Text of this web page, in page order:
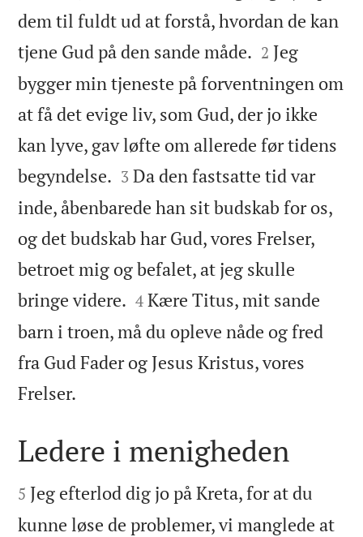
dem til fuldt ud at forstå, hvordan de kan
tjene Gud på den sande måde. 

2 Jeg
bygger min tjeneste på forventningen om
at få det evige liv, som Gud, der jo ikke
kan lyve, gav løfte om allerede før tidens
begyndelse. 

3 Da den fastsatte tid var
inde, åbenbarede han sit budskab for os,
og det budskab har Gud, vores Frelser,
betroet mig og befalet, at jeg skulle
bringe videre. 

4 Kære Titus, mit sande
barn i troen, må du opleve nåde og fred
fra Gud Fader og Jesus Kristus, vores
Frelser.

Ledere i menigheden

5 Jeg efterlod dig jo på Kreta, for at du
kunne løse de problemer, vi manglede at